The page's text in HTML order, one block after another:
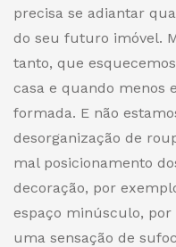
precisa se adiantar
do seu futuro imóvel.
tanto, que
casa e quando menos
formada. E não
desorganização de
mal posicionamento
decoração, por
espaço minúsculo, por
uma sensação de